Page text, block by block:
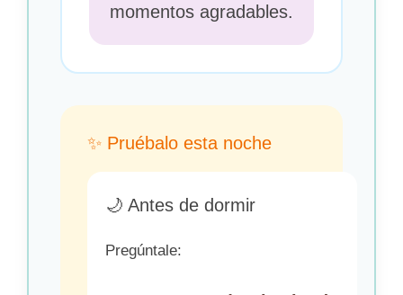
momentos agradables.
✨ Pruébalo esta noche
🌙 Antes de dormir
Pregúntale: